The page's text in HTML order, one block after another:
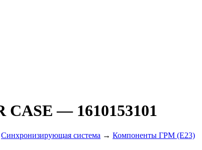
CASE— 1610153101
Cинхронизирующая система → Компоненты ГРМ (E23)